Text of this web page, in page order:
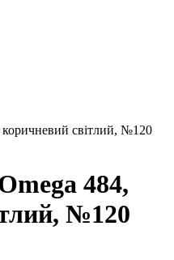
світлий, №120
484,
№120